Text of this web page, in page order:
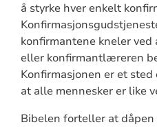
å styrke hver enkelt
konfirmantene kneler
eller konfirmantlæreren
Konfirmasjonen er et
at alle mennesker er like
Bibelen forteller at dåpen